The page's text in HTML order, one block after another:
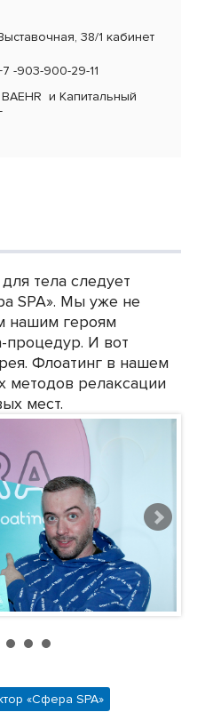
38/1 кабинет
-903-900-29-11
BAEHR иКапитальный
тела следует
SPA». Мы уже не
нашим героям
процедур. И вот
Флоатинг в нашем
методов релаксации
мест.
«Сфера SPA»